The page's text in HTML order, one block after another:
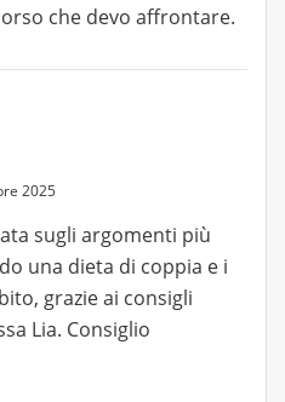
che devo affrontare.
2025
sugli argomenti più
una dieta di coppia e i
grazie ai consigli
Lia. Consiglio